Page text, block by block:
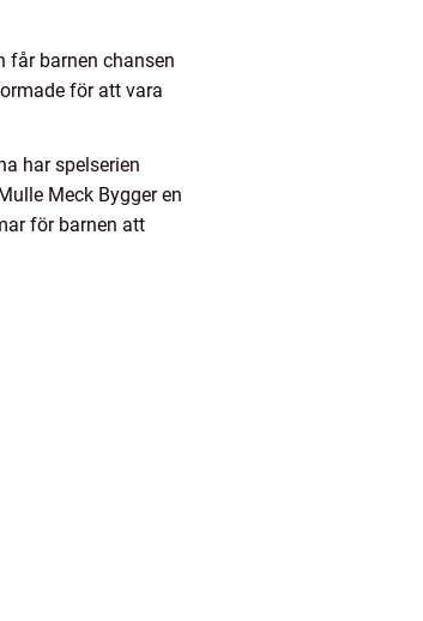
får barnen chansen
för att vara
har spelserien
Meck Bygger en
för barnen att